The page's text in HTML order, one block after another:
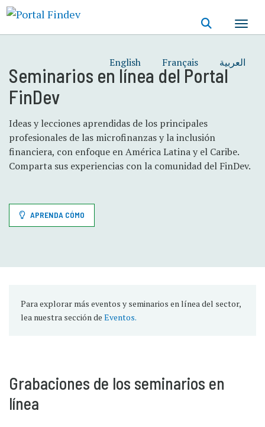
principal
English Français العربية
Seminarios en línea del Portal
FinDev
Ideas y lecciones aprendidas de los principales
profesionales de las microfinanzas y la inclusión
financiera, con enfoque en América Latina y el Caribe.
Comparta sus experiencias con la comunidad del FinDev.
APRENDA CÓMO
Para explorar más eventos y seminarios en línea del sector,
lea nuestra sección de Eventos.
Grabaciones de los seminarios en
línea